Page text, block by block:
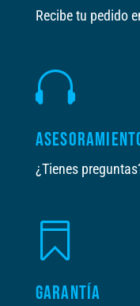
Recibe tu pedido

¿Tienes

GARANTÍA